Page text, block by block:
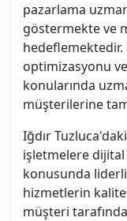
pazarlama
göstermekte ve
optimizasyonu
konularında
müşterilerine
Iğdır
işletmelere
konusunda
hizmetlerin
müşteri